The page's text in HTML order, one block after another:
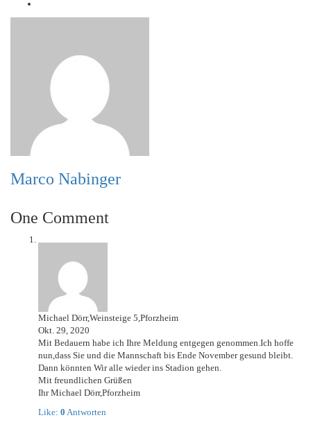
Marco Nabinger
One Comment
Michael Dörr,Weinsteige 5,Pforzheim
Okt. 29, 2020
Mit Bedauern habe ich Ihre Meldung entgegen genommen.Ich hoffe
nun,dass Sie und die Mannschaft bis Ende November gesund bleibt.
Dann könnten Wir alle wieder ins Stadion gehen.
Mit freundlichen Grüßen
Ihr Michael Dörr,Pforzheim
Like: 0 Antworten